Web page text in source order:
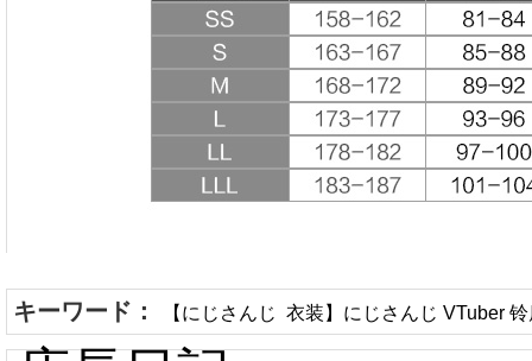
キーワード： 【にじさんじ 衣装】にじさんじ VTuber